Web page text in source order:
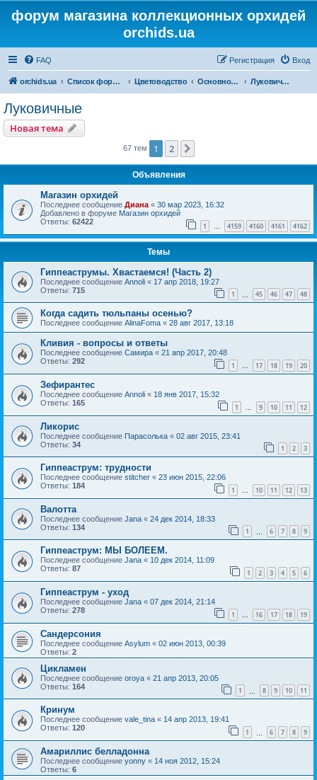
форум магазина коллекционных орхидей
orchids.ua
FAQ Вход
Регистрация
orchids.ua Список форумов Цветоводство Основной форум Луковичные
Луковичные
Новая тема
67 тем 1 2
Объявления
Магазин орхидей
Последнее сообщение Диана « 30 мар 2023, 16:32
Добавлено в форуме Магазин орхидей
Ответы: 62422 1 … 4159 4160 4161 4162
Темы
Гиппеаструмы. Хвастаемся! (Часть 2)
Последнее сообщение Annoli « 17 апр 2018, 19:27
Ответы: 715 1 45 46 47 48
Когда садить тюльпаны осенью?
Последнее сообщение AlinaFoma « 28 авг 2017, 13:18
Кливия - вопросы и ответы
Последнее сообщение Самира « 21 апр 2017, 20:48
Ответы: 292 1 … 17 18 19 20
Зефирантес
Последнее сообщение Annoli « 18 янв 2017, 15:32
Ответы: 165 1 … 9 10 11 12
Ликорис
Последнее сообщение Парасолька « 02 авг 2015, 23:41
Ответы: 34 1 2 3
Гиппеаструм: трудности
Последнее сообщение stitcher « 23 июн 2015, 22:06
Ответы: 184 1 … 10 11 12 13
Валотта
Последнее сообщение Jana « 24 дек 2014, 18:33
Ответы: 134 1 6 7 8 9
Гиппеаструм: МЫ БОЛЕЕМ.
Последнее сообщение Jana « 10 дек 2014, 11:09
Ответы: 87 1 2 3 4 5 6
Гиппеаструм - уход
Последнее сообщение Jana « 07 дек 2014, 21:14
Ответы: 278 1 … 16 17 18 19
Сандерсония
Последнее сообщение Asylum « 02 июн 2013, 00:39
Ответы: 2
Цикламен
Последнее сообщение oroya « 21 апр 2013, 20:05
Ответы: 164 1 8 9 10 11
Кринум
Последнее сообщение vale_tina « 14 апр 2013, 19:41
Ответы: 120 1 6 7 8 9
Амариллис белладонна
Последнее сообщение yonny « 14 ноя 2012, 15:24
Ответы: 6